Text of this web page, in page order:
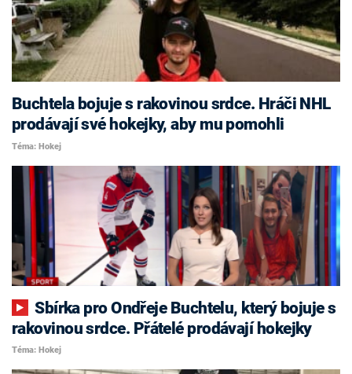
Buchtela bojuje s rakovinou srdce. Hráči NHL
prodávají své hokejky, aby mu pomohli
Téma: Hokej
Sbírka pro Ondřeje Buchtelu, který bojuje s
rakovinou srdce. Přátelé prodávají hokejky
Téma: Hokej